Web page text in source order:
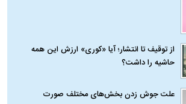
از توقیف تا انتشار؛ آیا «کوری» ارزش این همه
حاشیه را داشت؟
علت جوش زدن بخش‌های مختلف صورت